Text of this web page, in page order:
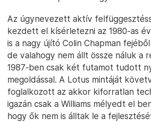
Az úgynevezett aktív
kezdett el kísérletezni az 1980-as
is a nagy újító Colin Chapman
de valahogy nem állt össze náluk a
1987-ben csak két futamot tudott
megoldással. A Lotus mintáját
foglalkozott az akkor kiforratlan
igazán csak a Williams mélyedt el
hogy ők nem is álltak le a